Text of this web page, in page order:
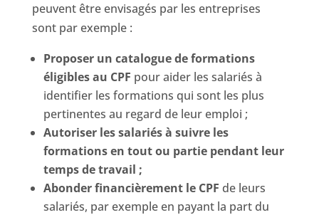
peuvent être envisagés par les entreprises
sont par exemple :
Proposer un catalogue de formations
éligibles au CPF pour aider les salariés à
identifier les formations qui sont les plus
pertinentes au regard de leur emploi ;
Autoriser les salariés à suivre les
formations en tout ou partie pendant leur
temps de travail ;
Abonder financièrement le CPF de leurs
salariés, par exemple en payant la part du